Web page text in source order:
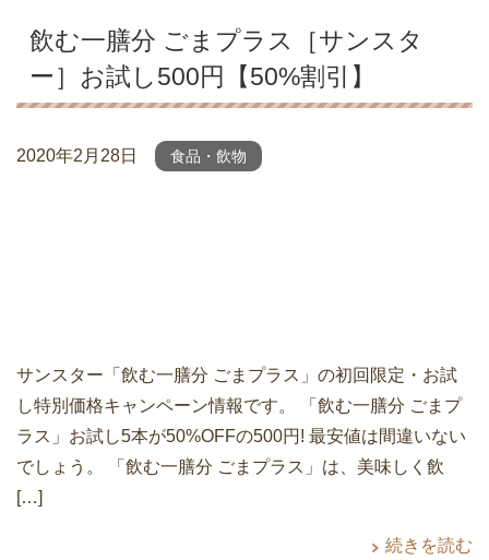
飲む一膳分 ごまプラス［サンスタ
ー］お試し500円【50%割引】
2020年2月28日 食品・飲物
サンスター「飲む一膳分 ごまプラス」の初回限定・お試
し特別価格キャンペーン情報です。 「飲む一膳分 ごまプ
ラス」お試し5本が50%OFFの500円! 最安値は間違いない
でしょう。 「飲む一膳分 ごまプラス」は、美味しく飲
[…]
続きを読む